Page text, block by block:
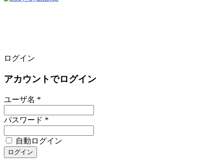
ログイン
アカウントでログイン
ユーザ名 *
パスワード *
自動ログイン